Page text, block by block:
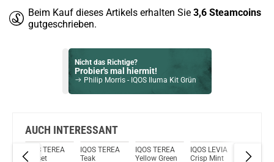
Beim Kauf dieses Artikels erhalten Sie 3,6 Steamcoins
gutgeschrieben.
Nicht das Richtige?
Probier's mal hiermit!
Philip Morris - IQOS Iluma Kit Grün
OXVA Xlim C 2ml 900mAh Pod System Kit Blau
Du willst Kröten sparen?
AUCH INTERESSANT
IQOS TEREA
Russet
IQOS TEREA
Teak
IQOS TEREA
Yellow Green
IQOS LEVIA
Crisp Mint
IQOS
Dark